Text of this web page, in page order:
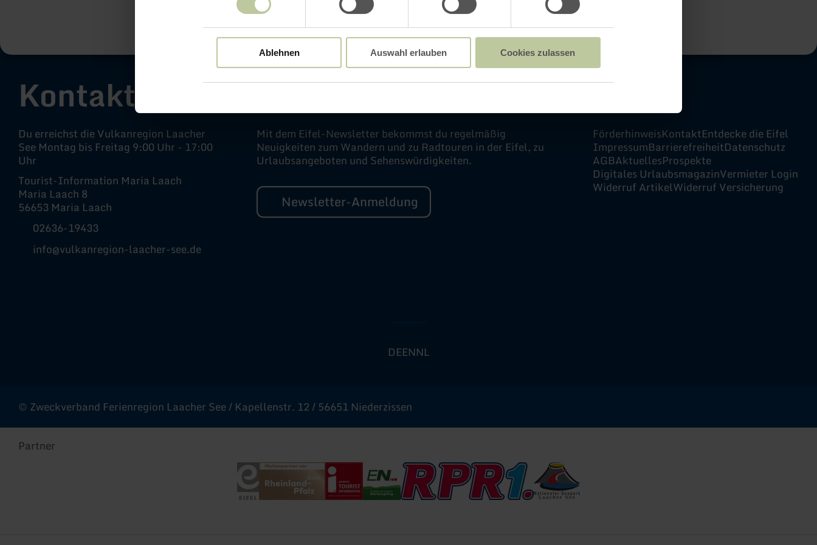
Ablehnen Auswahl erlauben Cookies zulassen
Kontakt
Du erreichst die Vulkanregion Laacher
See Montag bis Freitag 9:00 Uhr - 17:00
Uhr
Tourist-Information Maria Laach
Maria Laach 8
56653 Maria Laach
02636-19433
info@vulkanregion-laacher-see.de
Newsletter
Mit dem Eifel-Newsletter bekommst du regelmäßig
Neuigkeiten zum Wandern und zu Radtouren in der Eifel, zu
Urlaubsangeboten und Sehenswürdigkeiten.
Newsletter-Anmeldung
FörderhinweisKontaktEntdecke die Eifel
ImpressumBarrierefreiheitDatenschutz
AGBAktuellesProspekte
Digitales UrlaubsmagazinVermieter Login
Widerruf ArtikelWiderruf Versicherung
DEENNL
© Zweckverband Ferienregion Laacher See / Kapellenstr. 12 / 56651 Niederzissen
Partner
Eifel Tourismus
Rheinland-Pfalz GoldDeutscher Tourismusverband - i-Marke
Erlebnisregion Nürburgring
RPR1 Nationaler Geopark Laacher See